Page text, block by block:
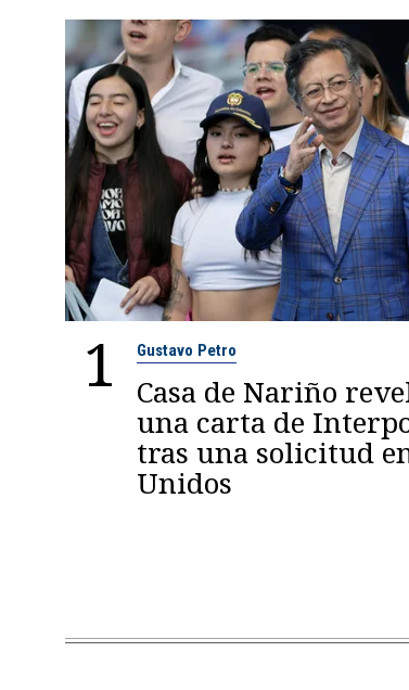
1 Gustavo Petro
Casa de Nariño
una carta de
tras una solicitud
Unidos